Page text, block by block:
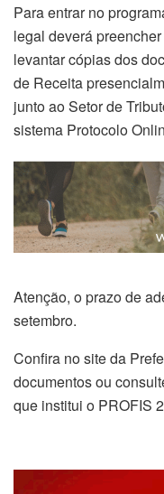
Para entrar no
legal deverá
levantar cópias dos
de Receita
junto ao Setor de
sistema Protocolo
Atenção, o prazo de
setembro.
Confira no site da
documentos ou
que institui o PROFIS